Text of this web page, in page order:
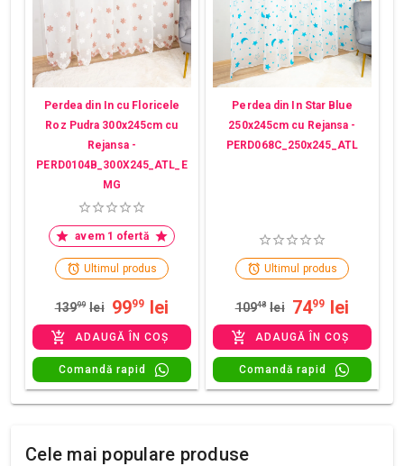
Perdea din In cu Floricele
Roz Pudra 300x245cm cu
Rejansa -
PERD0104B_300X245_ATL_E
MG
avem 1 ofertă
Ultimul produs
13999 lei 9999 lei
ADAUGĂ ÎN COȘ
Comandă rapid
Perdea din In Star Blue
250x245cm cu Rejansa -
PERD068C_250x245_ATL
Ultimul produs
10948 lei 7499 lei
ADAUGĂ ÎN COȘ
Comandă rapid
Cele mai populare produse